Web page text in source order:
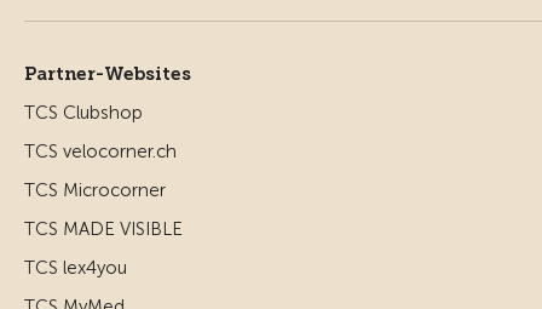
Partner-Websites
TCS Clubshop
TCS velocorner.ch
TCS Microcorner
TCS MADE VISIBLE
TCS lex4you